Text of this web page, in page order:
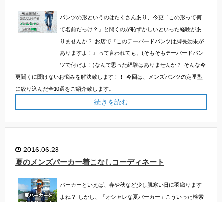
パンツの形というのはたくさんあり、今更『この形って何
て名前だっけ？』と聞くのが恥ずかしいといった経験があ
りませんか？
お店で『このテーパードパンツは脚長効果が
ありますよ！』って言われても、(そもそもテーパードパン
ツで何だよ！)なんて思った経験はありませんか？
そんな今
更聞くに聞けないお悩みを解決致します！！
今回は、メンズパンツの定番型
に絞り込んだ全10選をご紹介致します。
続きを読む
2016.06.28
夏のメンズパーカー着こなしコーディネート
パーカーといえば、春や秋など少し肌寒い日に羽織ります
よね？
しかし、「オシャレな夏パーカー」こういった検索